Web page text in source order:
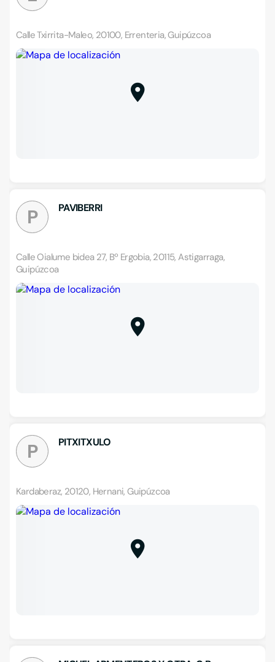
Calle Txirrita-Maleo, 20100, Errenteria, Guipúzcoa
P PAVIBERRI
Calle Oialume bidea 27, Bº Ergobia, 20115, Astigarraga,
Guipúzcoa
P PITXITXULO
Kardaberaz, 20120, Hernani, Guipúzcoa